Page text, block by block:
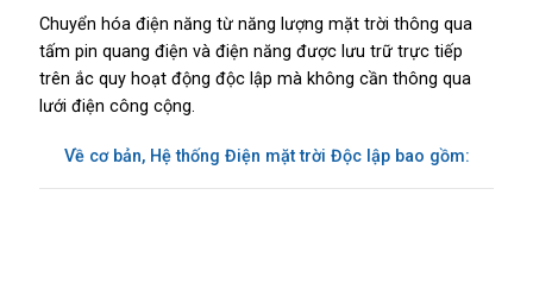
Chuyển hóa điện năng từ năng lượng mặt trời thông qua
tấm pin quang điện và điện năng được lưu trữ trực tiếp
trên ắc quy hoạt động độc lập mà không cần thông qua
lưới điện công cộng.
Về cơ bản, Hệ thống Điện mặt trời Độc lập bao gồm: